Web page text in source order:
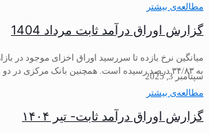
مطالعه‌ی بیشتر
گزارش اوراق درآمد ثابت مرداد 1404
میانگین نرخ بازده تا سررسید اوراق اخزای موجود در
به ۳۴/۸۳ درصد رسیده است. همچنین بانک مرکزی در دو ماه ابتدای سال
مطالعه‌ی بیشتر
سپتامبر 3, 2025
گزارش اوراق درآمد ثابت- تیر ۱۴۰۴